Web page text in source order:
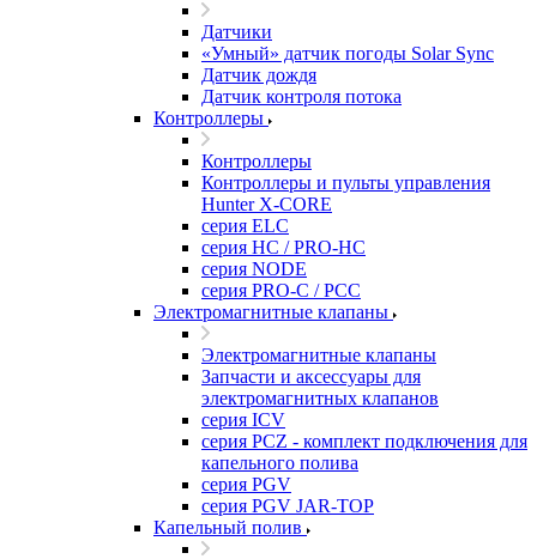
Датчики
«Умный» датчик погоды Solar Sync
Датчик дождя
Датчик контроля потока
Контроллеры
Контроллеры
Контроллеры и пульты управления
Hunter X-CORE
серия ELC
серия HC / PRO-HC
серия NODE
серия PRO-C / PCC
Электромагнитные клапаны
Электромагнитные клапаны
Запчасти и аксессуары для
электромагнитных клапанов
серия ICV
серия PCZ - комплект подключения для
капельного полива
серия PGV
серия PGV JAR-TOP
Капельный полив